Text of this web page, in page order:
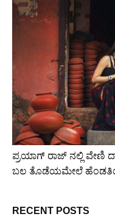
ಪ್ರಯಾಗ್ ರಾಜ್ ನಲ್ಲಿ ವೇಣಿ
ಬಲ ತೊಡೆಯಮೇಲೆ
RECENT POSTS